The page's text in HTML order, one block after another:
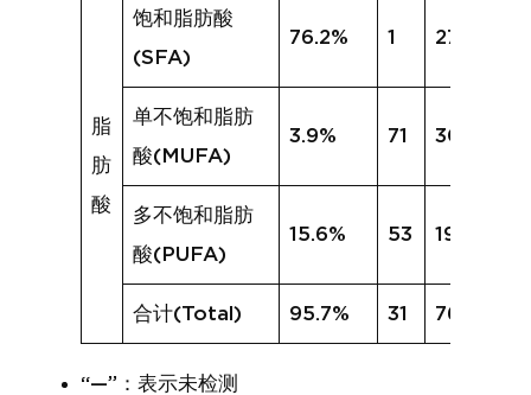
脂
肪
酸
饱和脂肪酸
(SFA)
76.2% 1 27.0%
单不饱和脂肪
酸(MUFA)
3.9% 71 30.1%
多不饱和脂肪
酸(PUFA)
15.6% 53 19.2%
合计(Total) 95.7% 31 76.4%
“—”：表示未检测